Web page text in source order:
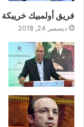
فريق أولمبيك خريبكة ٠٠٠الإدمان على الهزيمة
ديسمبر 24, 2018